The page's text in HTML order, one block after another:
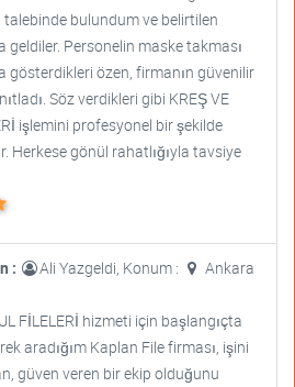
talebinde bulundum ve belirtilen
geldiler. Personelin maske takması
gösterdikleri özen, firmanın güvenilir
Söz verdikleri gibi KREŞ VE
işlemini profesyonel bir şekilde
Herkese gönül rahatlığıyla tavsiye
: Ali Yazgeldi, Konum :
Ankara
FİLELERİ hizmeti için başlangıçta
aradığım Kaplan File firması, işini
güven veren bir ekip olduğunu